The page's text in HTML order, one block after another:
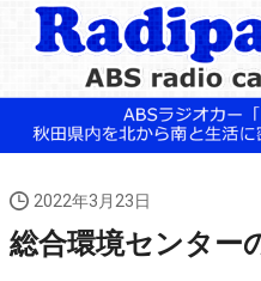
2022年3月23日
総合環境センター